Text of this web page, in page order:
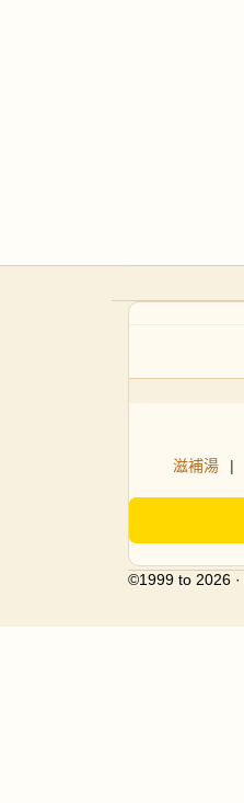
滋補湯 |
©1999 to 2026 ·